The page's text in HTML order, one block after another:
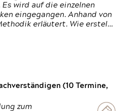
wird auf die einzelnen
eingegangen. Anhand von
erläutert. Wie erstel…
(10 Termine,
zum